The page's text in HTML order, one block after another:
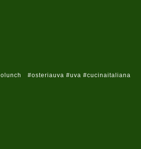
#osteriauva #uva #cucinaitaliana